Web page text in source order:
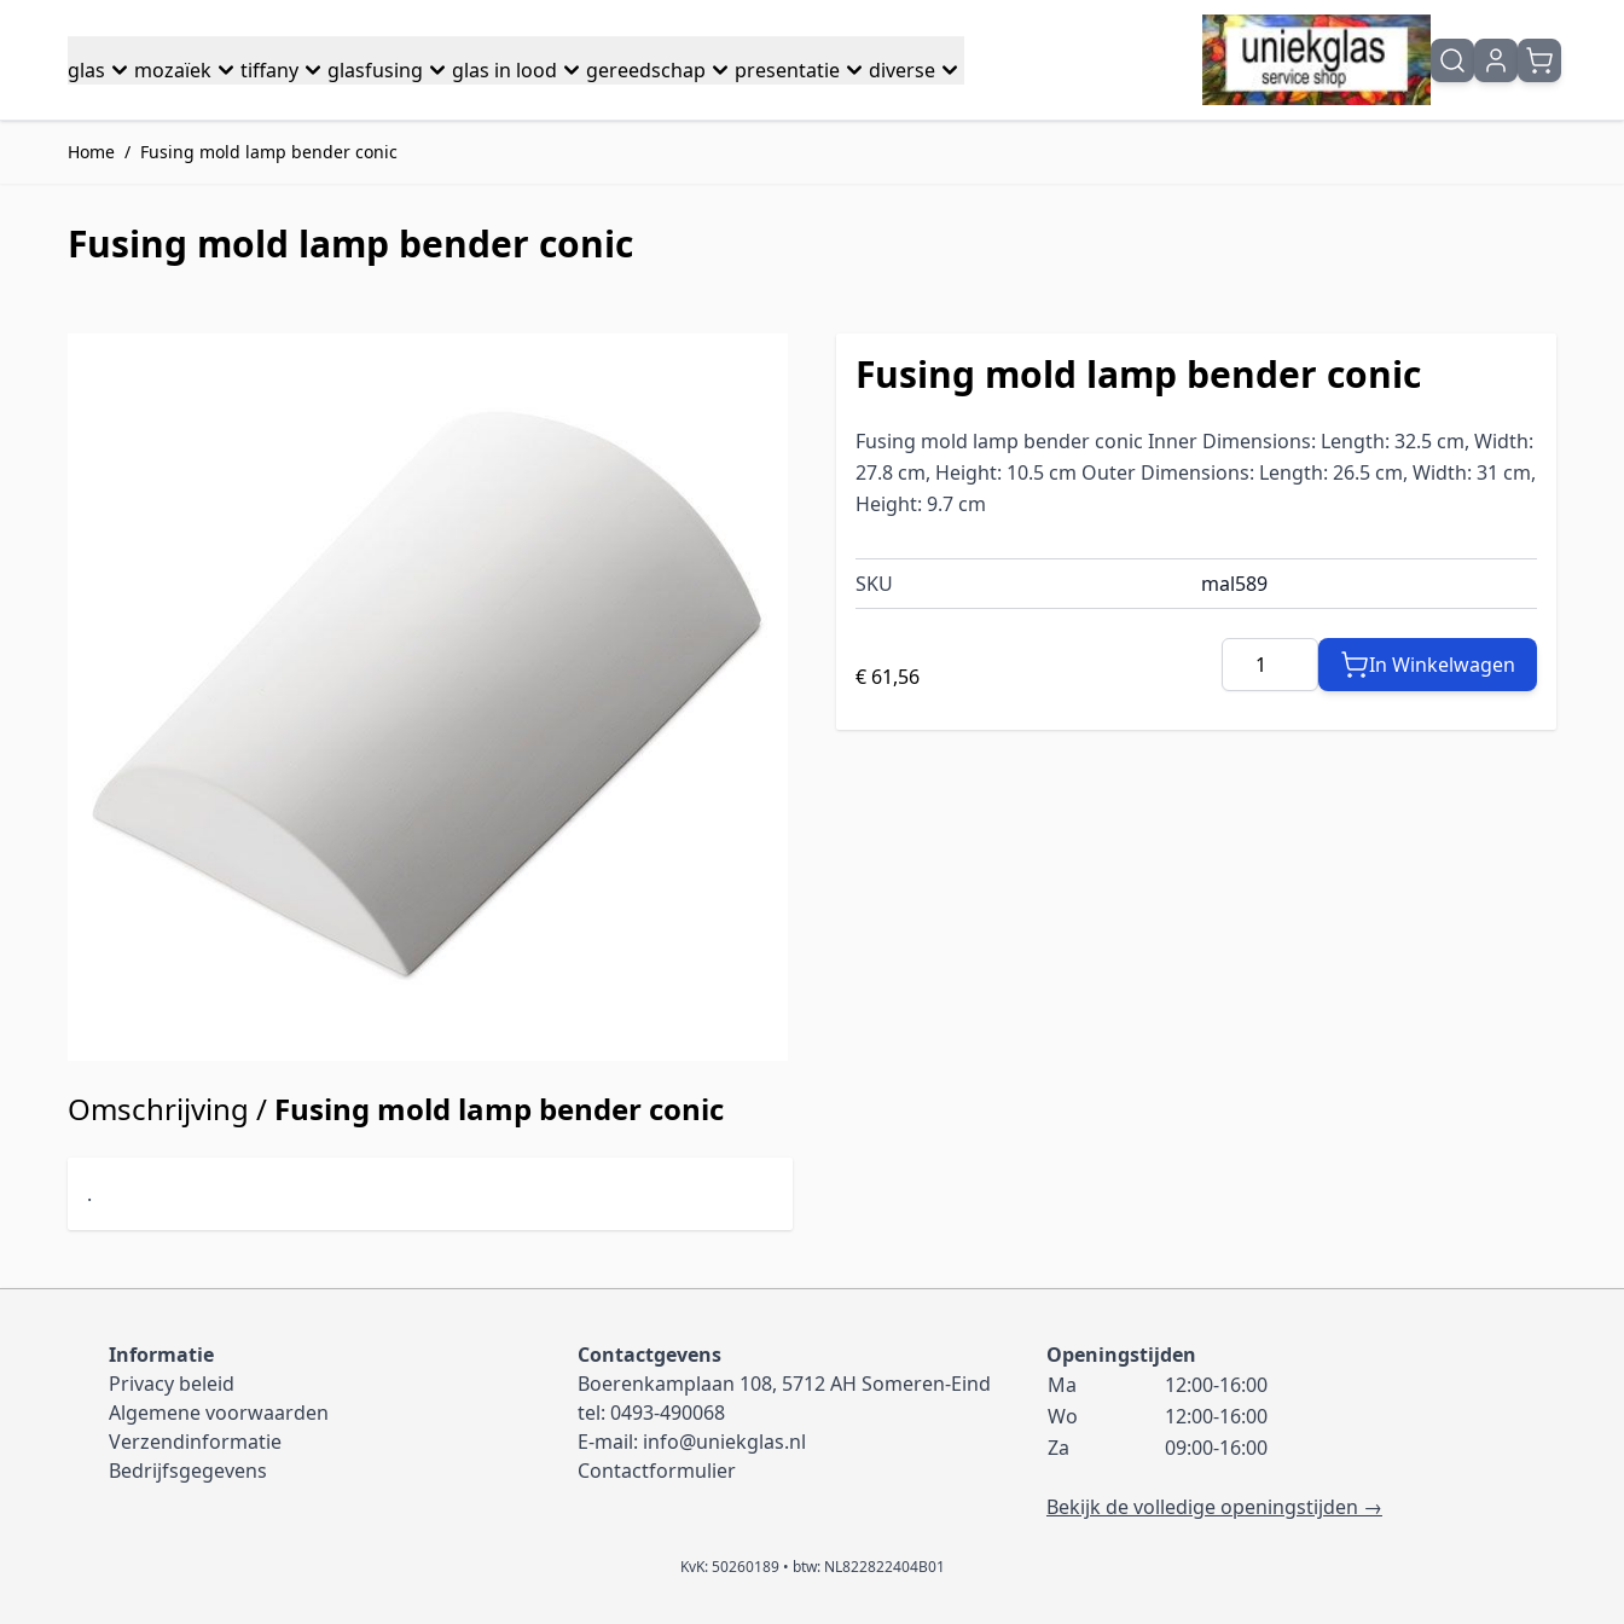
glas mozaïek tiffany glasfusing glas in lood gereedschap presentatie diverse
Home / Fusing mold lamp bender conic
Fusing mold lamp bender conic
Fusing mold lamp bender conic
Fusing mold lamp bender conic Inner Dimensions: Length: 32.5 cm, Width:
27.8 cm, Height: 10.5 cm Outer Dimensions: Length: 26.5 cm, Width: 31 cm,
Height: 9.7 cm
SKU mal589
€ 61,56
Aantal In Winkelwagen
Omschrijving / Fusing mold lamp bender conic
.
Informatie
Privacy beleid
Algemene voorwaarden
Verzendinformatie
Bedrijfsgegevens
Contactgevens
Boerenkamplaan 108, 5712 AH Someren-Eind
tel: 0493-490068
E-mail: info@uniekglas.nl
Contactformulier
Openingstijden
Ma
12:00-16:00
Wo
12:00-16:00
Za
09:00-16:00
Bekijk de volledige openingstijden →
KvK: 50260189 • btw: NL822822404B01